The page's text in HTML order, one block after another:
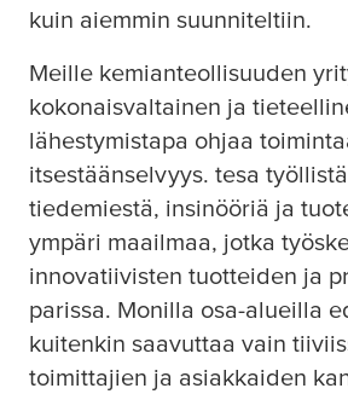
kuin aiemmin suunniteltiin.
Meille kemianteollisuuden
kokonaisvaltainen ja
lähestymistapa ohjaa
itsestäänselvyys. tesa
tiedemiestä, insinööriä ja
ympäri maailmaa, jotka
innovatiivisten tuotteiden ja
parissa. Monilla osa-alueilla
kuitenkin saavuttaa vain
toimittajien ja asiakkaiden